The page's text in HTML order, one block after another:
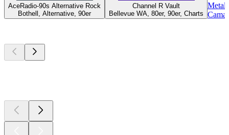
AceRadio-90s Alternative Rock
Bothell, Alternative, 90er
Channel R Vault
Bellevue WA, 80er, 90er, Charts
Metal